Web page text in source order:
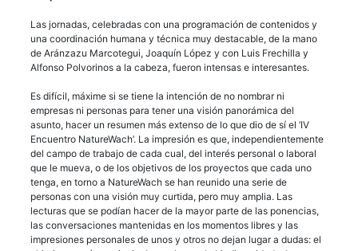
Las jornadas, celebradas con una programación de contenidos y
una coordinación humana y técnica muy destacable, de la mano
de Aránzazu Marcotegui, Joaquín López y con Luis Frechilla y
Alfonso Polvorinos a la cabeza, fueron intensas e interesantes.
Es difícil, máxime si se tiene la intención de no nombrar ni
empresas ni personas para tener una visión panorámica del
asunto, hacer un resumen más extenso de lo que dio de sí el ‘IV
Encuentro NatureWach’. La impresión es que, independientemente
del campo de trabajo de cada cual, del interés personal o laboral
que le mueva, o de los objetivos de los proyectos que cada uno
tenga, en torno a NatureWach se han reunido una serie de
personas con una visión muy curtida, pero muy amplia. Las
lecturas que se podían hacer de la mayor parte de las ponencias,
las conversaciones mantenidas en los momentos libres y las
impresiones personales de unos y otros no dejan lugar a dudas: el